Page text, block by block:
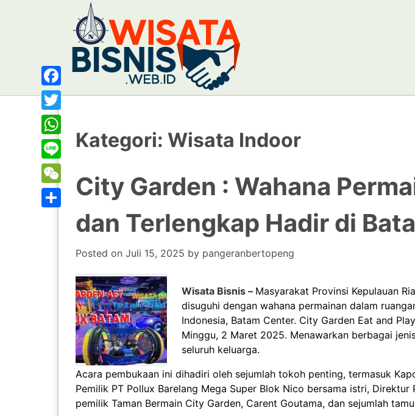
Kategori: Wisata Indoor
City Garden : Wahana
dan Terlengkap Hadir di
Posted on Juli 15, 2025 by pangeranbertopeng
Wisata Bisnis – Masyarakat Provinsi Kepulauan
disuguhi dengan wahana permainan dalam
Indonesia, Batam Center. City Garden Eat and
Minggu, 2 Maret 2025. Menawarkan berbagai
seluruh keluarga.
Acara pembukaan ini dihadiri oleh sejumlah tokoh penting, termasuk
Pemilik PT Pollux Barelang Mega Super Blok Nico bersama istri,
pemilik Taman Bermain City Garden, Carent Goutama, dan sejumlah
Facebook
Twitter
WhatsApp
Line
WeChat